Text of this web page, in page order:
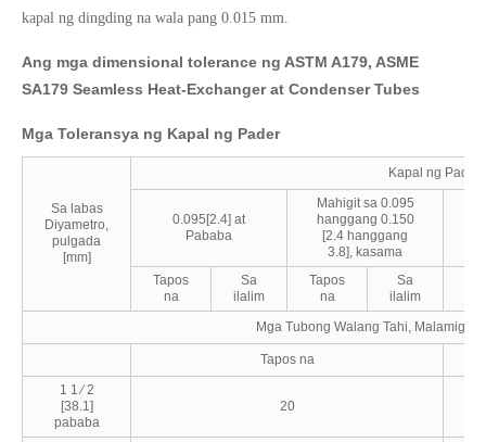
kapal ng dingding na wala pang 0.015 mm.
Ang mga dimensional tolerance ng ASTM A179, ASME
SA179 Seamless Heat-Exchanger at Condenser Tubes
Mga Toleransya ng Kapal ng Pader
Sa labas
Diyametro,
pulgada
[mm]
Kapal ng Pader,
0.095[2.4] at
Pababa
Mahigit sa 0.095
hanggang 0.150
[2.4 hanggang
3.8], kasama
Tapos
na
Sa
ilalim
Tapos
na
Sa
ilalim
Mga Tubong Walang Tahi, Malamig na
Tapos na
1 1 ⁄ 2
[38.1]
pababa
20